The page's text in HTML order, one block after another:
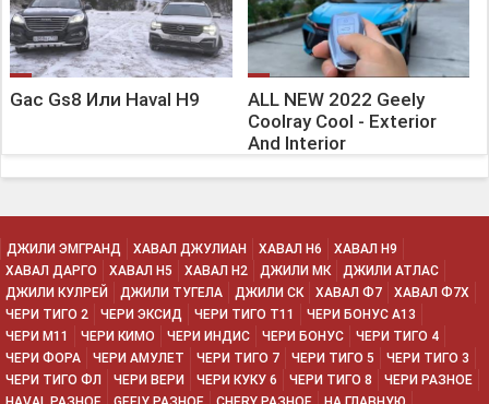
Gac Gs8 Или Haval H9
ALL NEW 2022 Geely
Coolray Cool - Exterior
And Interior
ДЖИЛИ ЭМГРАНД ХАВАЛ ДЖУЛИАН ХАВАЛ H6
ХАВАЛ H9
ХАВАЛ ДАРГО
ХАВАЛ H5 ХАВАЛ H2 ДЖИЛИ МК
ДЖИЛИ АТЛАС
ДЖИЛИ КУЛРЕЙ
ДЖИЛИ ТУГЕЛА ДЖИЛИ СК ХАВАЛ Ф7
ХАВАЛ Ф7Х
ЧЕРИ ТИГО 2
ЧЕРИ ЭКСИД ЧЕРИ ТИГО Т11
ЧЕРИ БОНУС А13
ЧЕРИ М11
ЧЕРИ КИМО ЧЕРИ ИНДИС ЧЕРИ БОНУС
ЧЕРИ ТИГО 4
ЧЕРИ ФОРА
ЧЕРИ АМУЛЕТ ЧЕРИ ТИГО 7 ЧЕРИ ТИГО 5
ЧЕРИ ТИГО 3
ЧЕРИ ТИГО ФЛ
ЧЕРИ ВЕРИ ЧЕРИ КУКУ 6 ЧЕРИ ТИГО 8
ЧЕРИ РАЗНОЕ